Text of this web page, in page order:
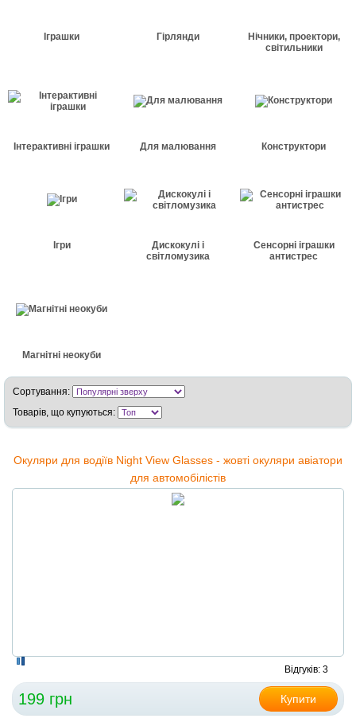
Іграшки Гірлянди
Нічники, проектори,
світильники
Інтерактивні іграшки Для малювання Конструктори
Ігри
Дискокулі і
світломузика
Сенсорні іграшки
антистрес
Магнітні неокуби
Сортування:
Товарів, що купуються:
Окуляри для водіїв Night View Glasses - жовті окуляри авіатори
для автомобілістів
Відгуків: 3
199 грн Купити